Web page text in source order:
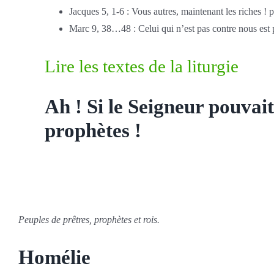
Jacques 5, 1-6 : Vous autres, maintenant les riches !
Marc 9, 38…48 : Celui qui n’est pas contre nous est
Lire les textes de la liturgie
Ah ! Si le Seigneur
prophètes !
Peuples de prêtres, prophètes et rois.
Homélie